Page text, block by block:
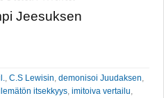
Jeesuksen
C.S Lewisin demonisoi Juudaksen
itsekkyys imitoiva vertailu